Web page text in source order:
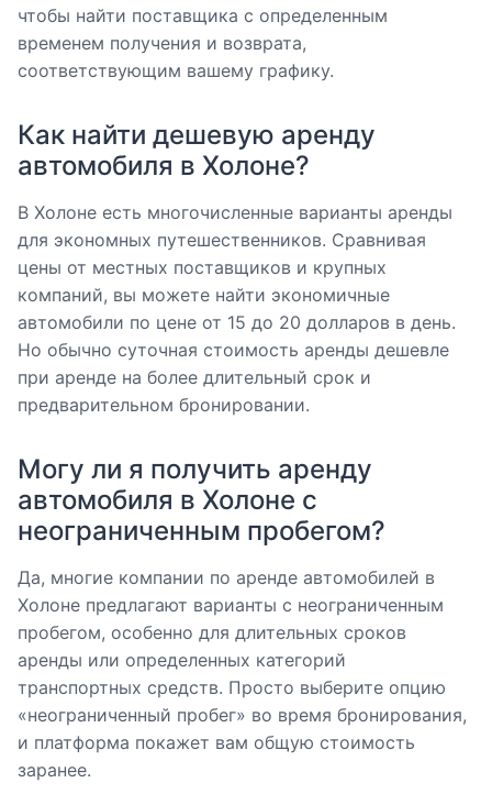
чтобы найти поставщика с определенным
временем получения и возврата,
соответствующим вашему графику.
Как найти дешевую аренду
автомобиля в Холоне?
В Холоне есть многочисленные варианты аренды
для экономных путешественников. Сравнивая
цены от местных поставщиков и крупных
компаний, вы можете найти экономичные
автомобили по цене от 15 до 20 долларов в день.
Но обычно суточная стоимость аренды дешевле
при аренде на более длительный срок и
предварительном бронировании.
Могу ли я получить аренду
автомобиля в Холоне с
неограниченным пробегом?
Да, многие компании по аренде автомобилей в
Холоне предлагают варианты с неограниченным
пробегом, особенно для длительных сроков
аренды или определенных категорий
транспортных средств. Просто выберите опцию
«неограниченный пробег» во время бронирования,
и платформа покажет вам общую стоимость
заранее.